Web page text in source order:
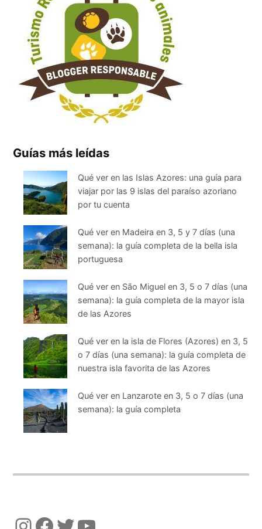
Guías más leídas
Qué ver en las Islas Azores: una guía para
viajar por las 9 islas del paraíso azoriano
por tu cuenta
Qué ver en Madeira en 3, 5 y 7 días (una
semana): la guía completa de la bella isla
portuguesa
Qué ver en São Miguel en 3, 5 o 7 días (una
semana): la guía completa de la mayor isla
de las Azores
Qué ver en la isla de Flores (Azores) en 3, 5
o 7 días (una semana): la guía completa de
nuestra isla favorita de las Azores
Qué ver en Lanzarote en 3, 5 o 7 días (una
semana): la guía completa